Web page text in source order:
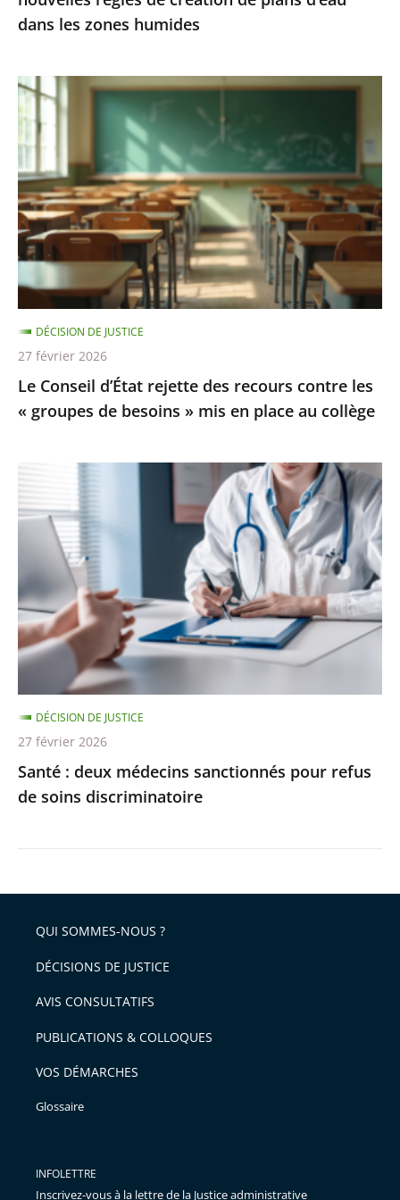
dans
zones
humides
dans les zones humides
Le
Conseil
d’État
rejette
des
recours
contre
les
«
groupes
de
besoins
»
mis
place
collège
Le Conseil d’État rejette des recours contre les
« groupes de besoins » mis en place au collège
DÉCISION DE JUSTICE
27 février 2026
:
deux
médecins
sanctionnés
pour
refus
de
soins
discriminatoire
Santé : deux médecins sanctionnés pour refus
de soins discriminatoire
DÉCISION DE JUSTICE
27 février 2026
QUI SOMMES-NOUS ?
DÉCISIONS DE JUSTICE
AVIS CONSULTATIFS
PUBLICATIONS & COLLOQUES
VOS DÉMARCHES
Glossaire
INFOLETTRE
Inscrivez-vous à la lettre de la Justice administrative